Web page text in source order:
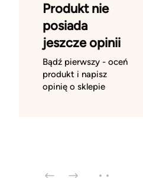
Produkt nie
posiada
jeszcze opinii
Bądź pierwszy - oceń
produkt i napisz
opinię o sklepie